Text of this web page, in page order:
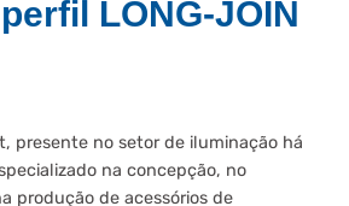
LONG-JOIN
presente no setor de iluminação há
na concepção, no
produção de acessórios de